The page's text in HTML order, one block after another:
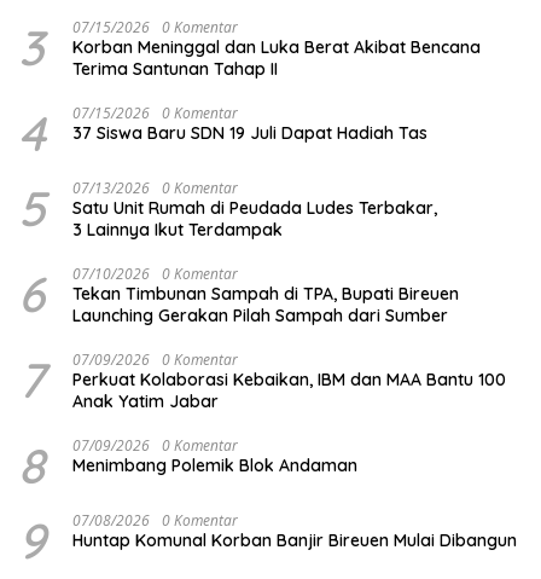
3 07/15/2026 0 Komentar
Korban Meninggal dan Luka Berat Akibat Bencana
Terima Santunan Tahap II
4 07/15/2026 0 Komentar
37 Siswa Baru SDN 19 Juli Dapat Hadiah Tas
5 07/13/2026 0 Komentar
Satu Unit Rumah di Peudada Ludes Terbakar,
3 Lainnya Ikut Terdampak
6 07/10/2026 0 Komentar
Tekan Timbunan Sampah di TPA, Bupati Bireuen
Launching Gerakan Pilah Sampah dari Sumber
7 07/09/2026 0 Komentar
Perkuat Kolaborasi Kebaikan, IBM dan MAA Bantu 100
Anak Yatim Jabar
8 07/09/2026 0 Komentar
Menimbang Polemik Blok Andaman
9 07/08/2026 0 Komentar
Huntap Komunal Korban Banjir Bireuen Mulai Dibangun